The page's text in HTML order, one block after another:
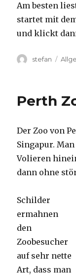
Am besten
startet mit
und klickt
Autor
stefan
Perth
Der Zoo von
Singapur.
Volieren
dann ohne
Schilder
ermahnen
den
Zoobesucher
auf sehr nette
Art, dass man